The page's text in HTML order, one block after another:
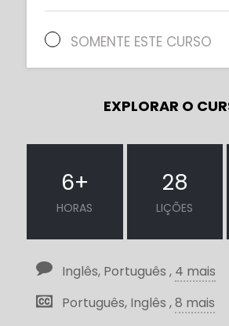
SOMENTE ESTE CURSO
EXPLORAR O
6+
HORAS
28
LIÇÕES
Inglês, Português , 4 mais
Português, Inglês ,8 mais